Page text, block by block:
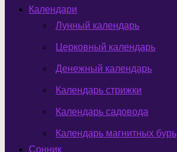
Календари
Лунный календарь
Церковный календарь
Денежный календарь
Календарь стрижки
Календарь садовода
Календарь магнитных бурь
Сонник